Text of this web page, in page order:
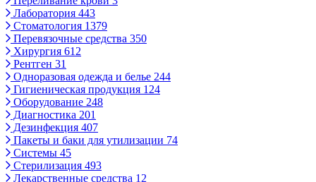
Лаборатория 443
Стоматология 1379
Перевязочные средства 350
Хирургия 612
Рентген 31
Одноразовая одежда и белье 244
Гигиеническая продукция 124
Оборудование 248
Диагностика 201
Дезинфекция 407
Пакеты и баки для утилизации 74
Системы 45
Стерилизация 493
Лекарственные средства 12